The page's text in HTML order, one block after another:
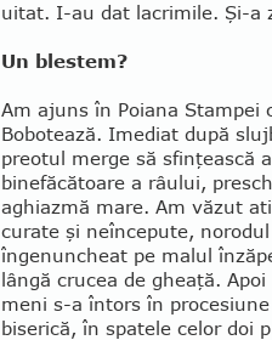
uitat. I-au dat lacri­mile. Şi-a
Un blestem?
Am ajuns în Poiana Stampei
Bobotează. Imediat după
preotul merge să sfin­ţească
binefăcătoare a râului,
aghiaz­mă mare. Am văzut
curate şi neîncepute, norodul
îngenuncheat pe malul
lângă crucea de gheaţă.
meni s-a întors în
biserică, în spatele celor doi